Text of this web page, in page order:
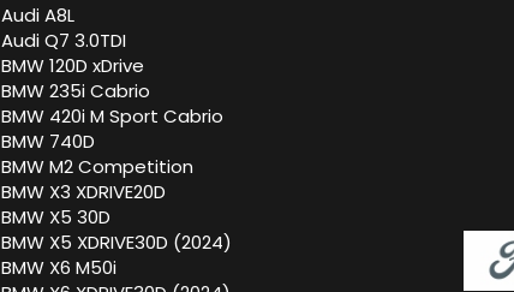
Audi A8L
Audi Q7 3.0TDI
BMW 120D xDrive
BMW 235i Cabrio
BMW 420i M Sport Cabrio
BMW 740D
BMW M2 Competition
BMW X3 XDRIVE20D
BMW X5 30D
BMW X5 XDRIVE30D (2024)
BMW X6 M50i